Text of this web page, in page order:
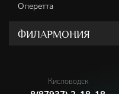
Оперетта
ФИЛАРМОНИЯ
Кисловодск